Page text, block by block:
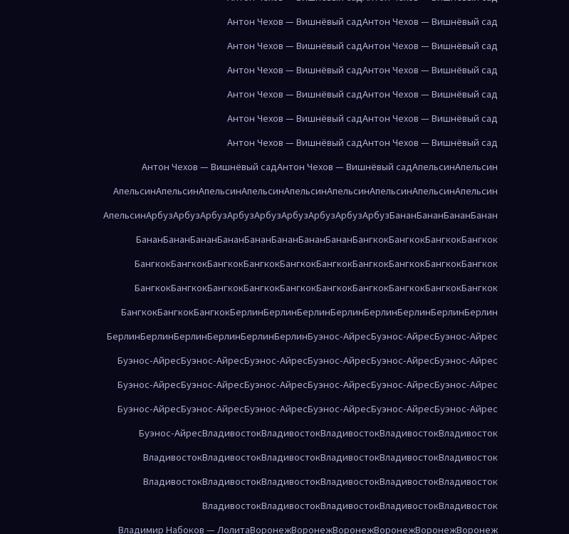
Антон Чехов — Вишнёвый садАнтон Чехов — Вишнёвый сад
Антон Чехов — Вишнёвый садАнтон Чехов — Вишнёвый сад
Антон Чехов — Вишнёвый садАнтон Чехов — Вишнёвый сад
Антон Чехов — Вишнёвый садАнтон Чехов — Вишнёвый сад
Антон Чехов — Вишнёвый садАнтон Чехов — Вишнёвый сад
Антон Чехов — Вишнёвый садАнтон Чехов — Вишнёвый сад
Антон Чехов — Вишнёвый садАнтон Чехов — Вишнёвый садАпельсинАпельсин
АпельсинАпельсинАпельсинАпельсинАпельсинАпельсинАпельсинАпельсинАпельсин
АпельсинАрбузАрбузАрбузАрбузАрбузАрбузАрбузАрбузАрбузБананБананБананБанан
БананБананБананБананБананБананБананБананБангкокБангкокБангкокБангкок
БангкокБангкокБангкокБангкокБангкокБангкокБангкокБангкокБангкокБангкок
БангкокБангкокБангкокБангкокБангкокБангкокБангкокБангкокБангкокБангкок
БангкокБангкокБангкокБерлинБерлинБерлинБерлинБерлинБерлинБерлинБерлин
БерлинБерлинБерлинБерлинБерлинБерлинБуэнос-АйресБуэнос-АйресБуэнос-Айрес
Буэнос-АйресБуэнос-АйресБуэнос-АйресБуэнос-АйресБуэнос-АйресБуэнос-Айрес
Буэнос-АйресБуэнос-АйресБуэнос-АйресБуэнос-АйресБуэнос-АйресБуэнос-Айрес
Буэнос-АйресБуэнос-АйресБуэнос-АйресБуэнос-АйресБуэнос-АйресБуэнос-Айрес
Буэнос-АйресВладивостокВладивостокВладивостокВладивостокВладивосток
ВладивостокВладивостокВладивостокВладивостокВладивостокВладивосток
ВладивостокВладивостокВладивостокВладивостокВладивостокВладивосток
ВладивостокВладивостокВладивостокВладивостокВладивосток
Владимир Набоков — ЛолитаВоронежВоронежВоронежВоронежВоронежВоронеж